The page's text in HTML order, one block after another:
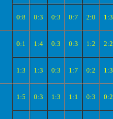
0:8
0:3 0:3 0:7 2:0 1:3
0:1 1:4 0:3 0:3 1:2 2:2
1:3
1:3 0:3 1:7 0:2 1:3
1:5 0:3 1:3 1:1 0:3 0:2